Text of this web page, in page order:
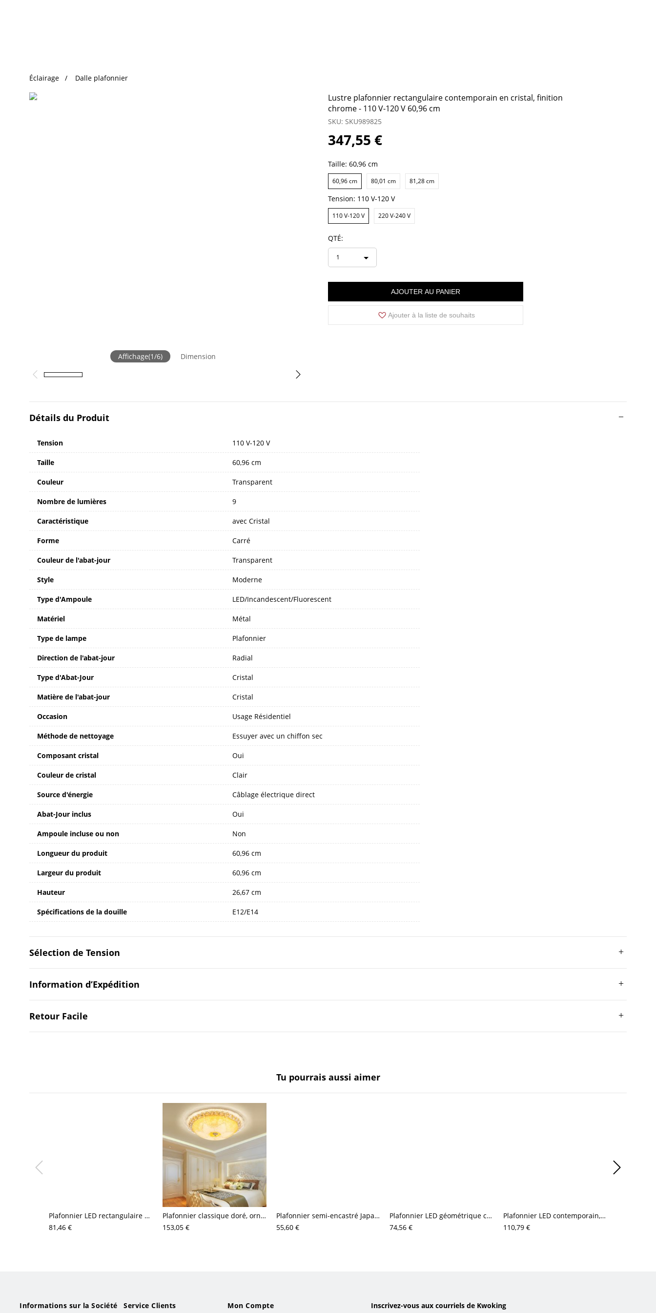
Éclairage Dalle plafonnier
Affichage(1/6) Dimension
Lustre plafonnier rectangulaire contemporain en cristal, finition
chrome - 110 V-120 V 60,96 cm
SKU: SKU989825
347,55 €
Taille: 60,96 cm
60,96 cm 80,01 cm 81,28 cm
Tension: 110 V-120 V
110 V-120 V 220 V-240 V
QTÉ:
1
AJOUTER AU PANIER
Ajouter à la liste de souhaits
Détails du Produit
Tension 110 V-120 V
Taille 60,96 cm
Couleur Transparent
Nombre de lumières 9
Caractéristique avec Cristal
Forme Carré
Couleur de l'abat-jour Transparent
Style Moderne
Type d'Ampoule LED/Incandescent/Fluorescent
Matériel Métal
Type de lampe Plafonnier
Direction de l'abat-jour Radial
Type d'Abat-Jour Cristal
Matière de l'abat-jour Cristal
Occasion Usage Résidentiel
Méthode de nettoyage Essuyer avec un chiffon sec
Composant cristal Oui
Couleur de cristal Clair
Source d'énergie Câblage électrique direct
Abat-Jour inclus Oui
Ampoule incluse ou non Non
Longueur du produit 60,96 cm
Largeur du produit 60,96 cm
Hauteur 26,67 cm
Spécifications de la douille E12/E14
Sélection de Tension
Information d’Expédition
Retour Facile
Tu pourrais aussi aimer
Plafonnier LED rectangulaire minimaliste avec cadre en aluminium scellé
81,46 €
Plafonnier classique doré, ornements en cristal K9 et abat-jour en verre dépoli à motifs
153,05 €
Plafonnier semi-encastré Japandi, luminaire en verre strié et bois massif pour couloir ou chambre
55,60 €
Plafonnier LED géométrique contemporain, luminaire architectural linéaire en barre pour salon
74,56 €
Plafonnier LED contemporain, luminaire à anneau géométrique avec abat-jour en acrylique anti-éblouissement
110,79 €
Informations sur la Société Service Clients Mon Compte Inscrivez-vous aux courriels de Kwoking